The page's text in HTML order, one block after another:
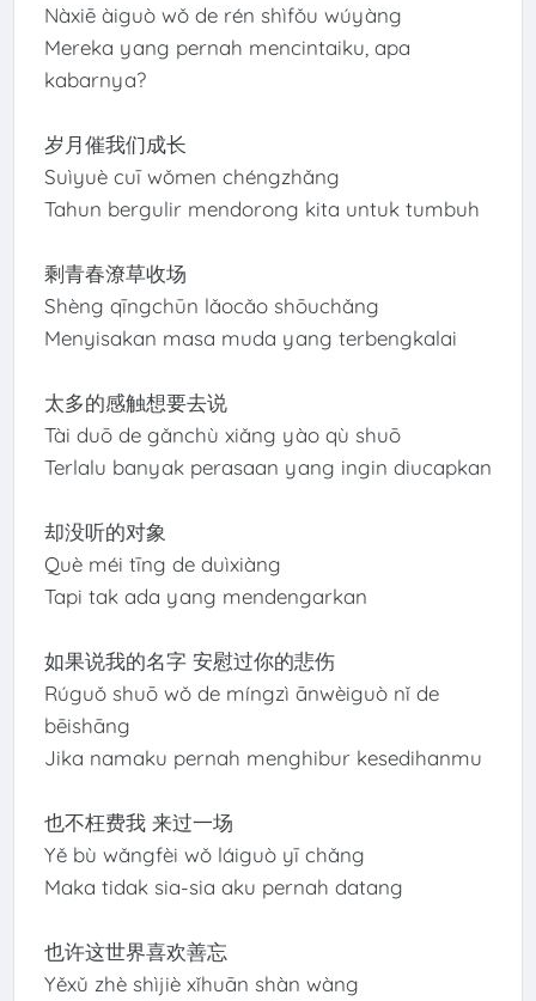
Nàxiē àiguò wǒ de rén shìfǒu wúyàng
Mereka yang pernah mencintaiku, apa
kabarnya?
岁月催我们成长
Suìyuè cuī wǒmen chéngzhǎng
Tahun bergulir mendorong kita untuk tumbuh
剩青春潦草收场
Shèng qīngchūn lǎocǎo shōuchǎng
Menyisakan masa muda yang terbengkalai
太多的感触想要去说
Tài duō de gǎnchù xiǎng yào qù shuō
Terlalu banyak perasaan yang ingin diucapkan
却没听的对象
Què méi tīng de duìxiàng
Tapi tak ada yang mendengarkan
如果说我的名字 安慰过你的悲伤
Rúguǒ shuō wǒ de míngzì ānwèiguò nǐ de
bēishāng
Jika namaku pernah menghibur kesedihanmu
也不枉费我 来过一场
Yě bù wǎngfèi wǒ láiguò yī chǎng
Maka tidak sia-sia aku pernah datang
也许这世界喜欢善忘
Yěxǔ zhè shìjiè xǐhuān shàn wàng